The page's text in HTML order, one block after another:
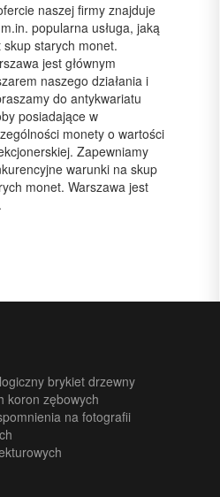
naszej firmy znajduje
popularna usługa, jaką
skup starych monet.
jest głównym
naszego działania i
do antykwariatu
posiadające w
monety o wartości
Zapewniamy
warunki na skup
monet. Warszawa jest
brykiet drzewny
koron zębowych
na fotografii